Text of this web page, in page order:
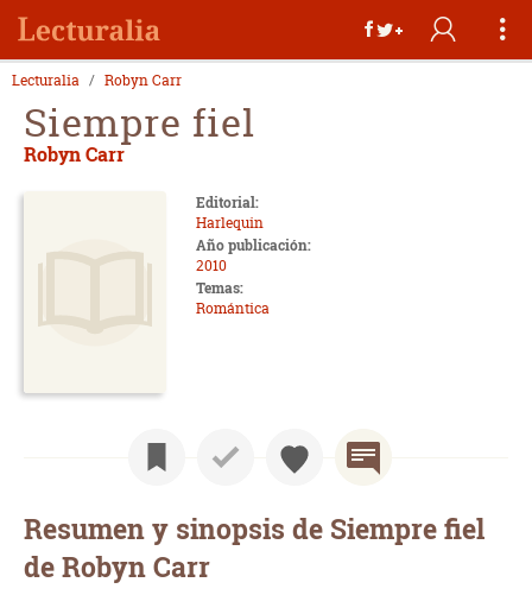
Lecturalia Robyn Carr
Siempre fiel
Robyn Carr
Editorial:
Harlequin
Año publicación:
2010
Temas:
Romántica
Resumen y sinopsis de Siempre fiel
de Robyn Carr